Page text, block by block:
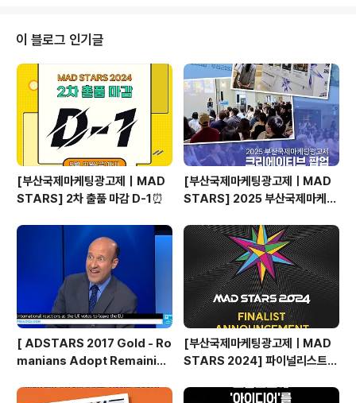
월 29일(금) ｜ 시그니엘 부산 및 해운대 일원👉🏻MAD S
TARS 2025 홈페이지 바로 가기👈🏻
이 블로그 인기글
[부산국제마케팅광고제｜MAD
STARS] 2차 출품 마감 D-1⏰
[부산국제마케팅광고제ㅣMAD
STARS] 2025 부산국제마케팅
기
[ ADSTARS 2017 Gold - Ro
manians Adopt Remainian
[부산국제마케팅광고제ㅣMAD
STARS 2024] 파이널리스트